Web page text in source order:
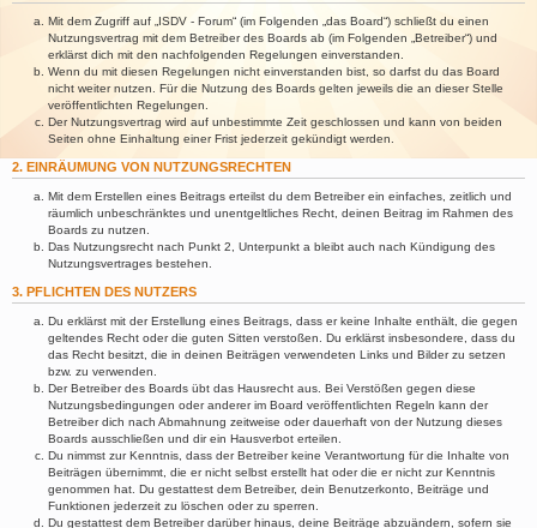
Mit dem Zugriff auf „ISDV - Forum“ (im Folgenden „das Board“) schließt du einen
Nutzungsvertrag mit dem Betreiber des Boards ab (im Folgenden „Betreiber“) und
erklärst dich mit den nachfolgenden Regelungen einverstanden.
Wenn du mit diesen Regelungen nicht einverstanden bist, so darfst du das Board
nicht weiter nutzen. Für die Nutzung des Boards gelten jeweils die an dieser Stelle
veröffentlichten Regelungen.
Der Nutzungsvertrag wird auf unbestimmte Zeit geschlossen und kann von beiden
Seiten ohne Einhaltung einer Frist jederzeit gekündigt werden.
2. EINRÄUMUNG VON NUTZUNGSRECHTEN
Mit dem Erstellen eines Beitrags erteilst du dem Betreiber ein einfaches, zeitlich und
räumlich unbeschränktes und unentgeltliches Recht, deinen Beitrag im Rahmen des
Boards zu nutzen.
Das Nutzungsrecht nach Punkt 2, Unterpunkt a bleibt auch nach Kündigung des
Nutzungsvertrages bestehen.
3. PFLICHTEN DES NUTZERS
Du erklärst mit der Erstellung eines Beitrags, dass er keine Inhalte enthält, die gegen
geltendes Recht oder die guten Sitten verstoßen. Du erklärst insbesondere, dass du
das Recht besitzt, die in deinen Beiträgen verwendeten Links und Bilder zu setzen
bzw. zu verwenden.
Der Betreiber des Boards übt das Hausrecht aus. Bei Verstößen gegen diese
Nutzungsbedingungen oder anderer im Board veröffentlichten Regeln kann der
Betreiber dich nach Abmahnung zeitweise oder dauerhaft von der Nutzung dieses
Boards ausschließen und dir ein Hausverbot erteilen.
Du nimmst zur Kenntnis, dass der Betreiber keine Verantwortung für die Inhalte von
Beiträgen übernimmt, die er nicht selbst erstellt hat oder die er nicht zur Kenntnis
genommen hat. Du gestattest dem Betreiber, dein Benutzerkonto, Beiträge und
Funktionen jederzeit zu löschen oder zu sperren.
Du gestattest dem Betreiber darüber hinaus, deine Beiträge abzuändern, sofern sie